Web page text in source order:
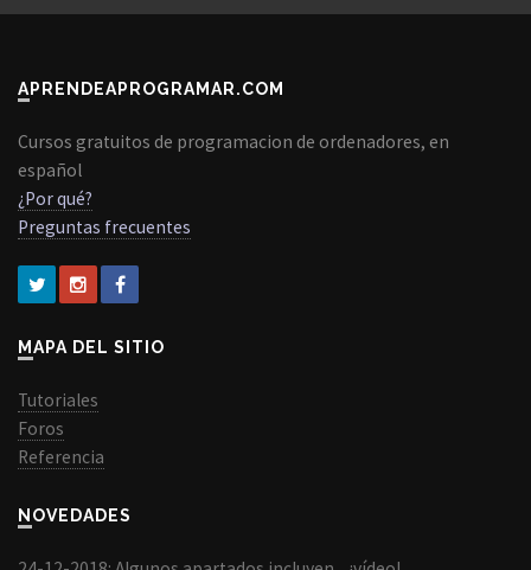
APRENDEAPROGRAMAR.COM
Cursos gratuitos de programacion de ordenadores, en
español
¿Por qué?
Preguntas frecuentes
MAPA DEL SITIO
Tutoriales
Foros
Referencia
NOVEDADES